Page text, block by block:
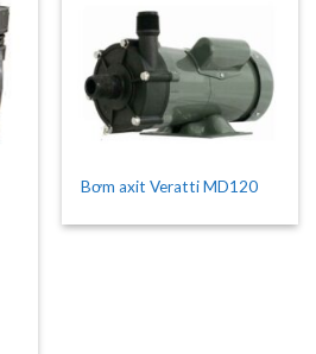
Bơm axit Veratti MD120